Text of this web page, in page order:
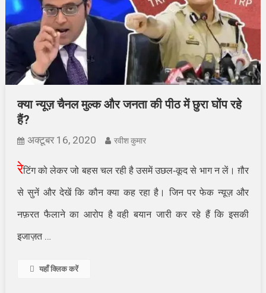
क्या न्यूज़ चैनल मुल्क और जनता की पीठ में छुरा घोंप रहे
हैं?
अक्टूबर 16, 2020 रवीश कुमार
रेटिंग को लेकर जो बहस चल रही है उसमें उछल-कूद से भाग न लें। ग़ौर
से सुनें और देखें कि कौन क्या कह रहा है। जिन पर फेक न्यूज़ और
नफ़रत फैलाने का आरोप है वही बयान जारी कर रहे हैं कि इसकी
इजाज़त …
यहाँ क्लिक करें